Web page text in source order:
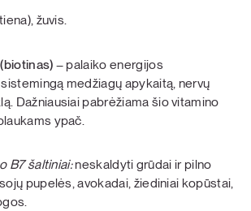
žuvis.
– palaiko energijos
medžiagų apykaitą, nervų
Dažniausiai pabrėžiama šio vitamino
ypač.
B7 šaltiniai:neskaldyti grūdai ir pilno
pupelės, avokadai, žiediniai kopūstai,